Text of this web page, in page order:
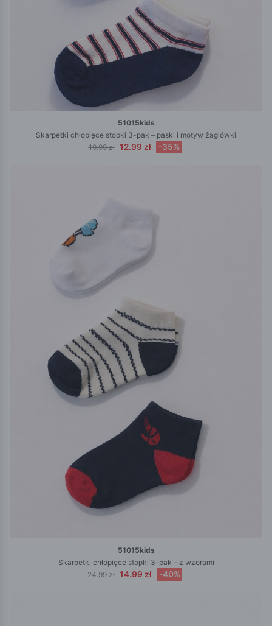
51015kids
Skarpetki chłopięce stopki 3-pak – paski i motyw żaglówki
19.99 zł 12.99 zł -35%
51015kids
Skarpetki chłopięce stopki 3-pak – z wzorami
24.99 zł 14.99 zł -40%